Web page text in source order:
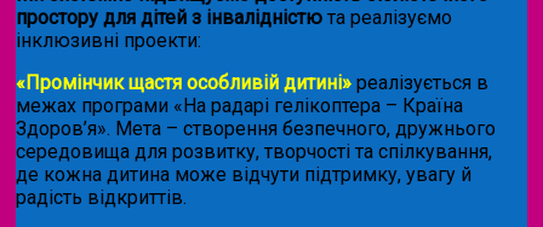
простору для дітей з інвалідністю та реалізуємо
інклюзивні проекти:
«Промінчик щастя особливій дитині» реалізується в
межах програми «На радарі гелікоптера – Країна
Здоров’я». Мета – створення безпечного, дружнього
середовища для розвитку, творчості та спілкування,
де кожна дитина може відчути підтримку, увагу й
радість відкриттів.